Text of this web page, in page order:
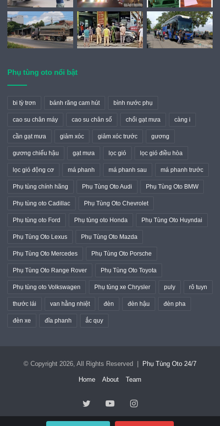
Phụ tùng oto nổi bật
bi tỳ trơn bánh răng cam hút bình nước phụ
cao su chân máy cao su chân số chổi gạt mưa càng i
cần gạt mưa giảm xóc giảm xóc trước gương
gương chiếu hậu gạt mưa lọc gió lọc gió điều hòa
lọc gió động cơ má phanh má phanh sau má phanh trước
Phụ tùng chính hãng Phụ Tùng Oto Audi Phụ Tùng Oto BMW
Phụ tùng oto Cadillac Phụ Tùng Oto Chevrolet
Phụ tùng oto Ford Phụ tùng oto Honda Phụ Tùng Oto Huyndai
Phụ Tùng Oto Lexus Phụ Tùng Oto Mazda
Phụ Tùng Oto Mercedes Phụ Tùng Oto Porsche
Phụ Tùng Oto Range Rover Phụ Tùng Oto Toyota
Phụ tùng oto Volkswagen Phụ tùng xe Chrysler puly rô tuyn
thước lái van hằng nhiệt đèn đèn hậu đèn pha
đèn xe đĩa phanh ắc quy
© Copyright 2026, All Rights Reserved | Phụ Tùng Oto 24/7
Home About Team
TwitterYouTubeInstagram